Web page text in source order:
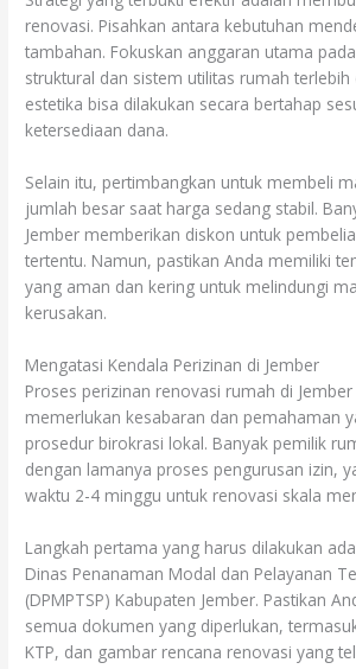
renovasi. Pisahkan antara kebutuhan
tambahan. Fokuskan anggaran utama
struktural dan sistem utilitas rumah terlebih
estetika bisa dilakukan secara bertahap
ketersediaan dana.
Selain itu, pertimbangkan untuk membeli
jumlah besar saat harga sedang stabil.
Jember memberikan diskon untuk
tertentu. Namun, pastikan Anda memiliki
yang aman dan kering untuk melindungi
kerusakan.
Mengatasi Kendala Perizinan di Jember
Proses perizinan renovasi rumah di
memerlukan kesabaran dan pemahaman
prosedur birokrasi lokal. Banyak pemilik
dengan lamanya proses pengurusan izin,
waktu 2-4 minggu untuk renovasi skala
Langkah pertama yang harus dilakukan
Dinas Penanaman Modal dan Pelayanan
(DPMPTSP) Kabupaten Jember. Pastikan
semua dokumen yang diperlukan,
KTP, dan gambar rencana renovasi yang